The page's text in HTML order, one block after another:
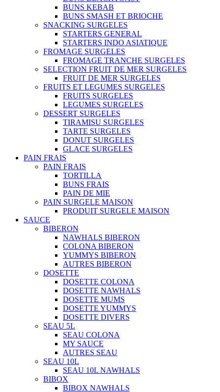
BUNS KEBAB
BUNS SMASH ET BRIOCHE
SNACKING SURGELES
STARTERS GENERAL
STARTERS INDO ASIATIQUE
FROMAGE SURGELES
FROMAGE TRANCHE SURGELES
SELECTION FRUIT DE MER SURGELES
FRUIT DE MER SURGELES
FRUITS ET LEGUMES SURGELES
FRUITS SURGELES
LEGUMES SURGELES
DESSERT SURGELES
TIRAMISU SURGELES
TARTE SURGELES
DONUT SURGELES
GLACE SURGELES
PAIN FRAIS
PAIN FRAIS
TORTILLA
BUNS FRAIS
PAIN DE MIE
PAIN SURGELE MAISON
PRODUIT SURGELE MAISON
SAUCE
BIBERON
NAWHALS BIBERON
COLONA BIBERON
YUMMYS BIBERON
AUTRES BIBERON
DOSETTE
DOSETTE COLONA
DOSETTE NAWHALS
DOSETTE MUMS
DOSETTE YUMMYS
DOSETTE DIVERS
SEAU 5L
SEAU COLONA
MY SAUCE
AUTRES SEAU
SEAU 10L
SEAU 10L NAWHALS
BIBOX
BIBOX NAWHALS